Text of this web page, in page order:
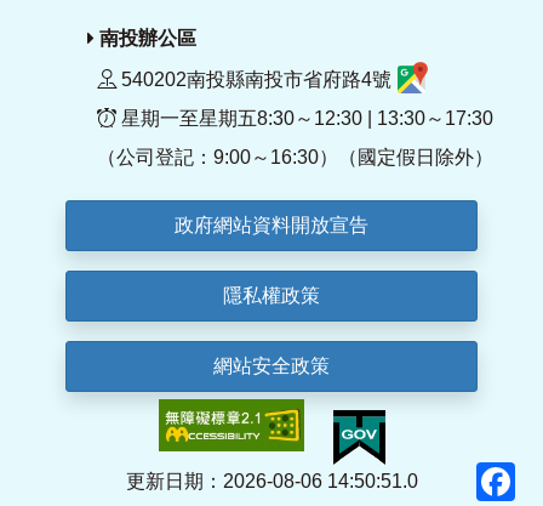
南投辦公區
540202南投縣南投市省府路4號
星期一至星期五8:30～12:30 | 13:30～17:30
（公司登記：9:00～16:30）（國定假日除外）
政府網站資料開放宣告
隱私權政策
網站安全政策
更新日期：2026-08-06 14:50:51.0